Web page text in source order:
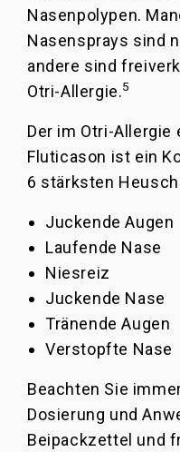
Nasenpolypen.
Nasensprays sind
andere sind
Otri-Allergie.5
Der im Otri-
Fluticason ist ein
6 stärksten
Juckende Augen
Laufende Nase
Niesreiz
Juckende Nase
Tränende Augen
Verstopfte Nase
Beachten Sie
Dosierung und
Beipackzettel und